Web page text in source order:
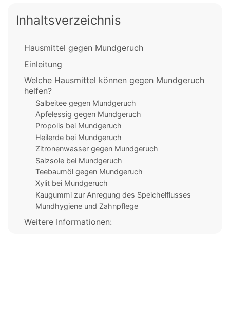
Inhaltsverzeichnis
Hausmittel gegen Mundgeruch
Einleitung
Welche Hausmittel können gegen Mundgeruch
helfen?
Salbeitee gegen Mundgeruch
Apfelessig gegen Mundgeruch
Propolis bei Mundgeruch
Heilerde bei Mundgeruch
Zitronenwasser gegen Mundgeruch
Salzsole bei Mundgeruch
Teebaumöl gegen Mundgeruch
Xylit bei Mundgeruch
Kaugummi zur Anregung des Speichelflusses
Mundhygiene und Zahnpflege
Weitere Informationen: